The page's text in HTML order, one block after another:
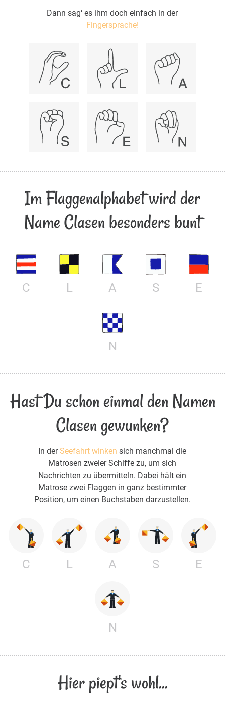
Dann sag‘ es ihm doch einfach in der
Fingersprache!
Im Flaggenalphabet wird der
Name Clasen besonders bunt
C L A S E
N
Hast Du schon einmal den Namen
Clasen gewunken?
In derSeefahrt winken sich manchmal die
Matrosen zweier Schiffe zu, um sich
Nachrichten zu übermitteln. Dabei hält ein
Matrose zwei Flaggen in ganz bestimmter
Position, um einen Buchstaben darzustellen.
C L A S E
N
Hier piept's wohl...